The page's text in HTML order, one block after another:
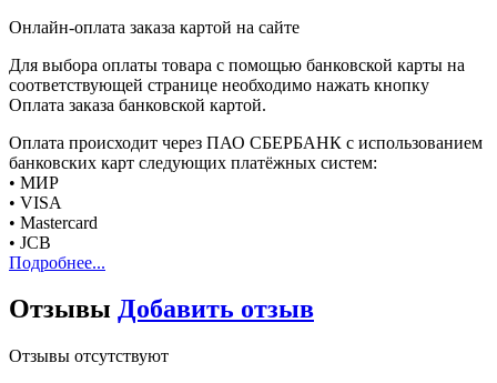
Онлайн-оплата заказа картой на сайте
Для выбора оплаты товара с помощью банковской карты на
соответствующей странице необходимо нажать кнопку
Оплата заказа банковской картой.
Оплата происходит через ПАО СБЕРБАНК с использованием
банковских карт следующих платёжных систем:
• МИР
• VISA
• Mastercard
• JCB
Подробнее...
Отзывы Добавить отзыв
Отзывы отсутствуют